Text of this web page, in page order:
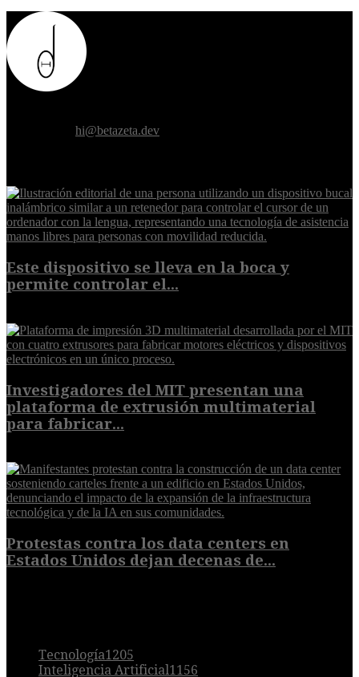
hi@betazeta.dev
Este dispositivo se lleva en la boca y
permite controlar el...
Investigadores del MIT presentan una
plataforma de extrusión multimaterial
para fabricar...
Protestas contra los data centers en
Estados Unidos dejan decenas de...
Tecnología1205
Inteligencia Artificial1156